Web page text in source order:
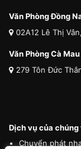
Văn Phòng Đồng
02A12 Lê Thị
Văn Phòng Cà Mau
279 Tôn Đức
Dịch vụ của chúng
Chuyển phát